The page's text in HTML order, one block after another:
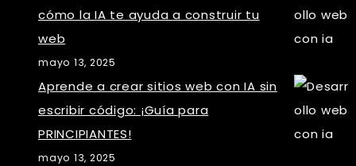
cómo la IA te ayuda a construir tu
web
mayo 13, 2025
Aprende a crear sitios web con IA sin
escribir código: ¡Guía para
PRINCIPIANTES!
mayo 13, 2025